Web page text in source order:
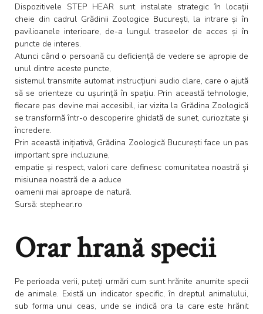
Dispozitivele STEP HEAR sunt instalate strategic în locații
cheie din cadrul Grădinii Zoologice București, la intrare și în
pavilioanele interioare, de-a lungul traseelor de acces și în
puncte de interes.
Atunci când o persoană cu deficiență de vedere se apropie de
unul dintre aceste puncte,
sistemul transmite automat instrucțiuni audio clare, care o ajută
să se orienteze cu ușurință în spațiu. Prin această tehnologie,
fiecare pas devine mai accesibil, iar vizita la Grădina Zoologică
se transformă într-o descoperire ghidată de sunet, curiozitate și
încredere.
Prin această inițiativă, Grădina Zoologică București face un pas
important spre incluziune,
empatie și respect, valori care definesc comunitatea noastră și
misiunea noastră de a aduce
oamenii mai aproape de natură.
Sursă: stephear.ro
Orar hrană specii
Pe perioada verii, puteți urmări cum sunt hrănite anumite specii
de animale. Există un indicator specific, în dreptul animalului,
sub forma unui ceas, unde se indică ora la care este hrănit